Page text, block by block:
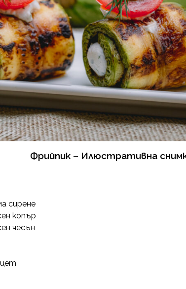
Фрийпик – Илюстративна
сирене
копър
чесън